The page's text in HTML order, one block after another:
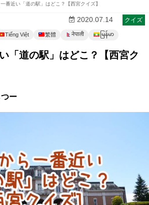
番近い「道の駅」はどこ？【西宮クイズ】
クイズ
2020.07.14
Tiếng Việt 繁體 नेपाली မြန်မာ
「道の駅」はどこ？【西宮ク
ー